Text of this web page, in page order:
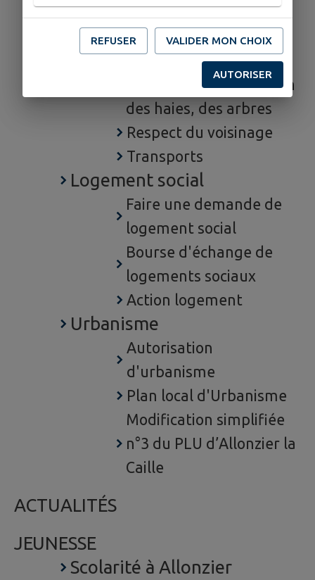
Points de collecte des
déchets
Réglementation sur la
plantation et l'entretien
des haies, des arbres
Respect du voisinage
Transports
Logement social
Faire une demande de
logement social
Bourse d'échange de
logements sociaux
Action logement
Urbanisme
Autorisation
d'urbanisme
Plan local d'Urbanisme
Modification simplifiée
n°3 du PLU d’Allonzier la
Caille
ACTUALITÉS
JEUNESSE
Scolarité à Allonzier
REFUSER VALIDER MON CHOIX
AUTORISER